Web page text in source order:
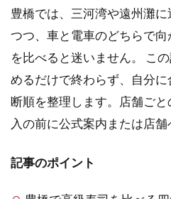
豊橋では、三河湾や遠州灘
つつ、車と電車のどちらで
を比べると迷いません。 こ
めるだけで終わらず、自分
断順を整理します。店舗ご
入の前に公式案内または店舗
記事のポイント